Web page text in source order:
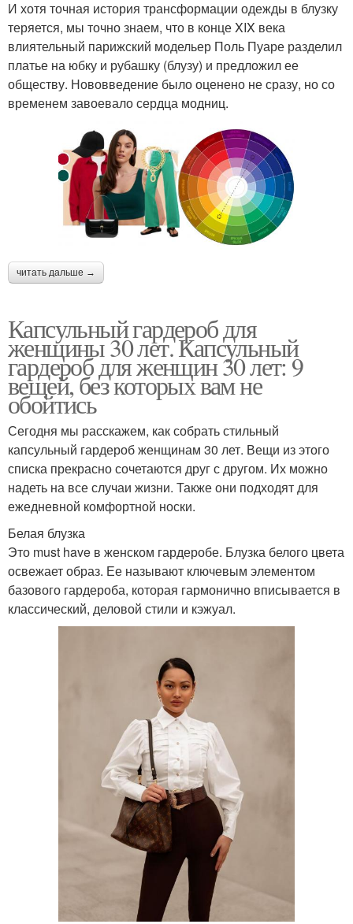
И хотя точная история трансформации одежды в блузку
теряется, мы точно знаем, что в конце XIX века
влиятельный парижский модельер Поль Пуаре разделил
платье на юбку и рубашку (блузу) и предложил ее
обществу. Нововведение было оценено не сразу, но со
временем завоевало сердца модниц.
читать дальше →
Капсульный гардероб для
женщины 30 лет. Капсульный
гардероб для женщин 30 лет: 9
вещей, без которых вам не
обойтись
Сегодня мы расскажем, как собрать стильный
капсульный гардероб женщинам 30 лет. Вещи из этого
списка прекрасно сочетаются друг с другом. Их можно
надеть на все случаи жизни. Также они подходят для
ежедневной комфортной носки.
Белая блузка
Это must have в женском гардеробе. Блузка белого цвета
освежает образ. Ее называют ключевым элементом
базового гардероба, которая гармонично вписывается в
классический, деловой стили и кэжуал.